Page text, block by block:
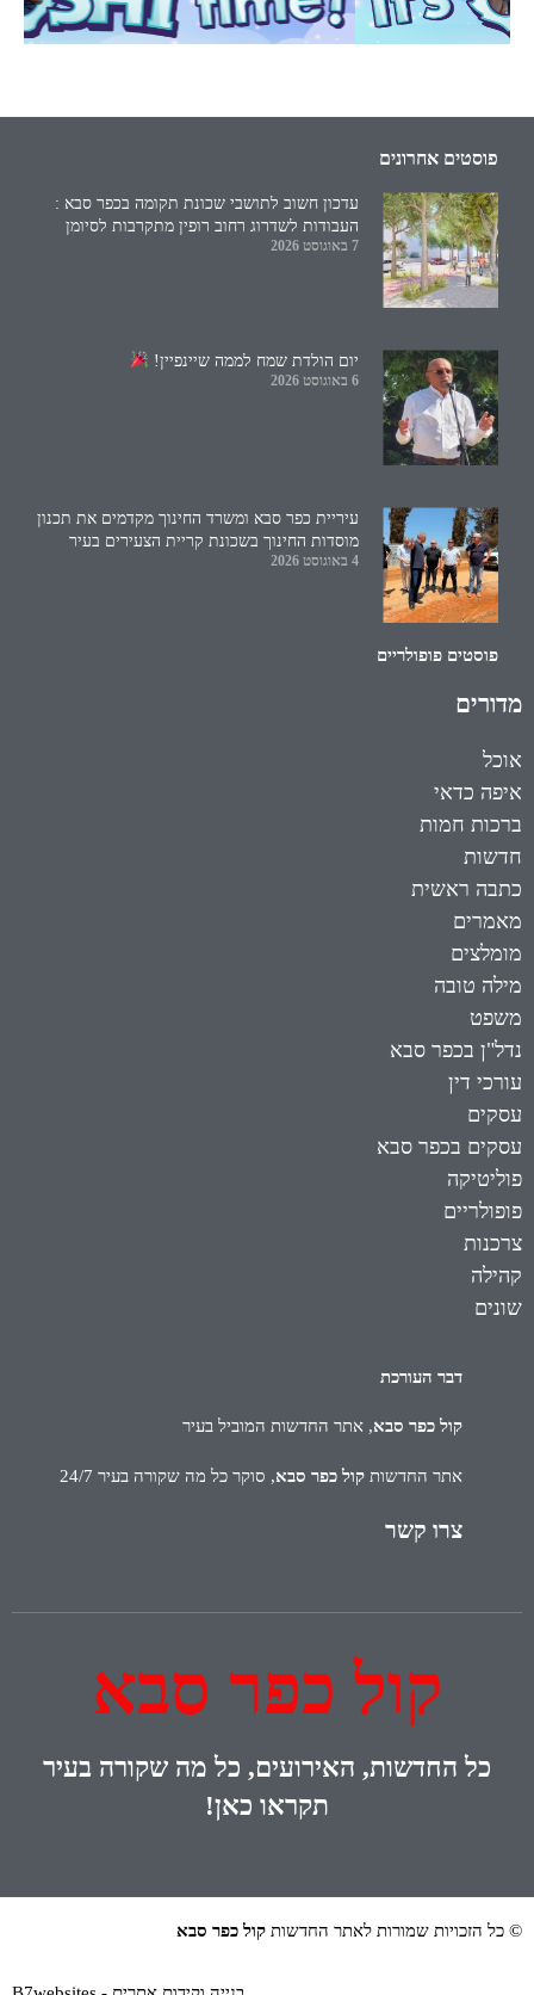
פוסטים אחרונים
עדכון חשוב לתושבי שכונת תקומה בכפר סבא :
העבודות לשדרוג רחוב רופין מתקרבות לסיומן
7 באוגוסט 2026
יום הולדת שמח לממה שיינפיין!
6 באוגוסט 2026
עיריית כפר סבא ומשרד החינוך מקדמים את תכנון
מוסדות החינוך בשכונת קריית הצעירים בעיר
4 באוגוסט 2026
פוסטים פופולריים
מדורים
אוכל
איפה כדאי
ברכות חמות
חדשות
כתבה ראשית
מאמרים
מומלצים
מילה טובה
משפט
נדל"ן בכפר סבא
עורכי דין
עסקים
עסקים בכפר סבא
פוליטיקה
פופולריים
צרכנות
קהילה
שונים
דבר העורכת
קול כפר סבא, אתר החדשות המוביל בעיר
אתר החדשות קול כפר סבא, סוקר כל מה שקורה בעיר 24/7
צרו קשר
קול כפר סבא
כל החדשות, האירועים, כל מה שקורה בעיר
תקראו כאן!
© כל הזכויות שמורות לאתר החדשות קול כפר סבא